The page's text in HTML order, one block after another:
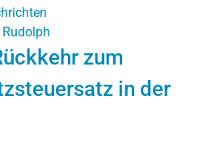
zum
in der